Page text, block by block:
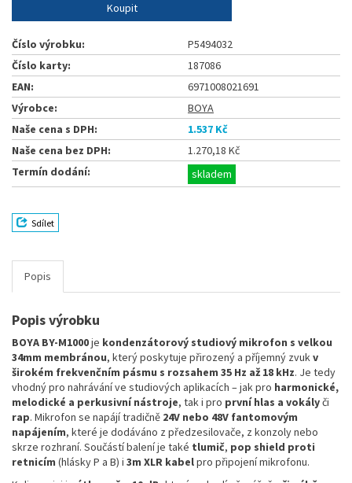
Koupit
Číslo výrobku:
P5494032
Číslo karty:
187086
EAN:
6971008021691
Výrobce:
BOYA
Naše cena s DPH:
1.537 Kč
Naše cena bez DPH:
1.270,18 Kč
Termín dodání:
skladem
Sdílet
Popis
Popis výrobku
BOYA BY-M1000je kondenzátorový studiový mikrofon s velkou
34mm membránou, který poskytuje přirozený a příjemný zvukv
širokém frekvenčním pásmu s rozsahem 35 Hz až 18 kHz. Je tedy
vhodný pro nahrávání ve studiových aplikacích – jak pro harmonické,
melodické a perkusivní nástroje, tak i pro první hlas a vokályči
rap. Mikrofon se napájí tradičně 24V nebo 48V fantomovým
napájením, které je dodáváno z předzesilovače, z konzoly nebo
skrze rozhraní. Součástí balení je také tlumič, pop shield proti
retnicím (hlásky P a B) i 3m XLR kabelpro připojení mikrofonu.